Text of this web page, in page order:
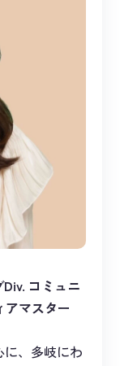
コミュニ
マスター
、多岐にわ